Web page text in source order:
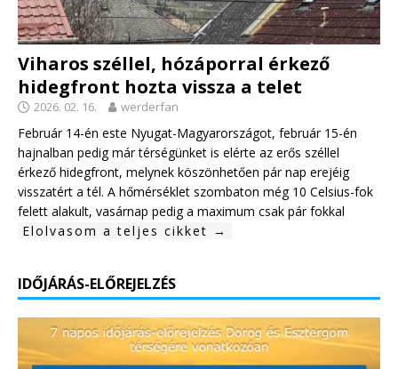
Viharos széllel, hózáporral érkező
hidegfront hozta vissza a telet
2026. 02. 16. werderfan
Február 14-én este Nyugat-Magyarországot, február 15-én
hajnalban pedig már térségünket is elérte az erős széllel
érkező hidegfront, melynek köszönhetően pár nap erejéig
visszatért a tél. A hőmérséklet szombaton még 10 Celsius-fok
felett alakult, vasárnap pedig a maximum csak pár fokkal
Elolvasom a teljes cikket →
IDŐJÁRÁS-ELŐREJELZÉS